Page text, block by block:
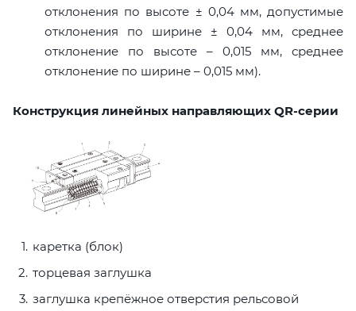
отклонения по высоте ± 0,04 мм, допустимые
отклонения по ширине ± 0,04 мм, среднее
отклонение по высоте – 0,015 мм, среднее
отклонение по ширине – 0,015 мм).
Конструкция линейных направляющих QR-серии
каретка (блок)
торцевая заглушка
заглушка крепёжное отверстия рельсовой